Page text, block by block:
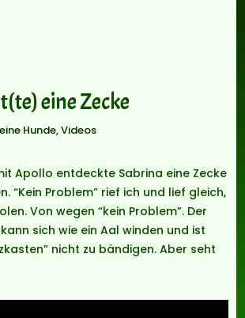
eine Zecke
Hunde,Videos
Apollo entdeckte Sabrina eine Zecke
“Kein Problem” rief ich und lief gleich,
Von wegen “kein Problem”. Der
sich wie ein Aal winden und ist
nicht zu bändigen. Aber seht